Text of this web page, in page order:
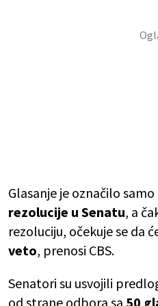
Glasanje je označilo samo
rezolucije u Senatu, a
rezoluciju, očekuje se da
veto, prenosi CBS.
Senatori su usvojili
od strane odbora sa 50